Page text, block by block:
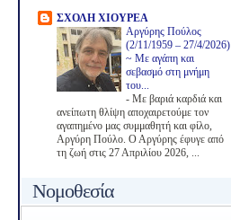
ΣΧΟΛΗ ΧΙΟΥΡΕΑ
Αργύρης Πούλος
(2/11/1959 – 27/4/2026)
~ Με αγάπη και
σεβασμό στη μνήμη
του...
- Με βαριά καρδιά και
ανείπωτη θλίψη αποχαιρετούμε τον
αγαπημένο μας συμμαθητή και φίλο,
Αργύρη Πούλο. Ο Αργύρης έφυγε από
τη ζωή στις 27 Απριλίου 2026, ...
Νομοθεσία